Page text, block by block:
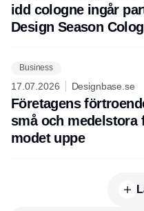
idd cologne ingår
Design Season
Business
17.07.2026 Designbase.se
Företagens
små och medelstora
modet uppe